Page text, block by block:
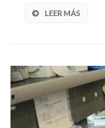
LEER MÁS